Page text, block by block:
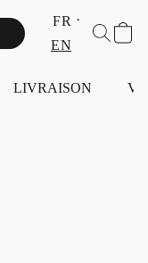
FR
EN
LIVRAISON